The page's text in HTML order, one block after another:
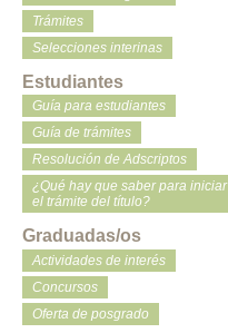
Trámites
Selecciones interinas
Estudiantes
Guía para estudiantes
Guía de trámites
Resolución de Adscriptos
¿Qué hay que saber para iniciar
el trámite del título?
Graduadas/os
Actividades de interés
Concursos
Oferta de posgrado